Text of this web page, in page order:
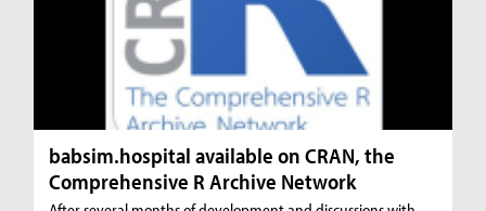
babsim.hospital available on CRAN, the
Comprehensive R Archive Network